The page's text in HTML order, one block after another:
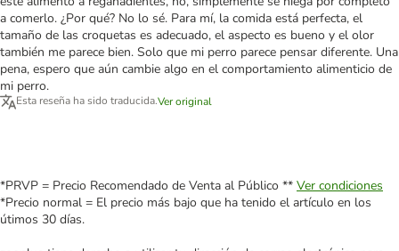
a comerlo. ¿Por qué? No lo sé. Para mí, la comida está perfecta, el
tamaño de las croquetas es adecuado, el aspecto es bueno y el olor
también me parece bien. Solo que mi perro parece pensar diferente. Una
pena, espero que aún cambie algo en el comportamiento alimenticio de
mi perro.
Esta reseña ha sido traducida.Ver original
*PRVP = Precio Recomendado de Venta al Público ** Ver condiciones
*Precio normal = El precio más bajo que ha tenido el artículo en los
útimos 30 días.